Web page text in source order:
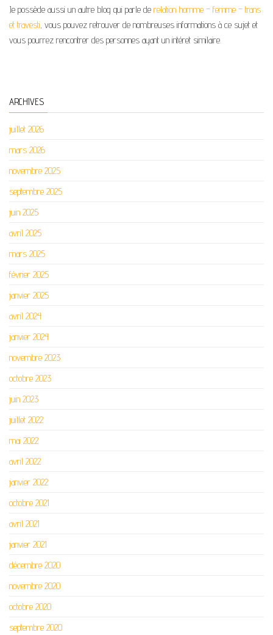
Je possède aussi un autre blog qui parle de relation homme – femme – trans
et travesti, vous pouvez retrouver de nombreuses informations à ce sujet et
vous pourrez rencontrer des personnes ayant un intéret similaire.
ARCHIVES
juillet 2026
mars 2026
novembre 2025
septembre 2025
juin 2025
avril 2025
mars 2025
février 2025
janvier 2025
avril 2024
janvier 2024
novembre 2023
octobre 2023
juin 2023
juillet 2022
mai 2022
avril 2022
janvier 2022
octobre 2021
avril 2021
janvier 2021
décembre 2020
novembre 2020
octobre 2020
septembre 2020